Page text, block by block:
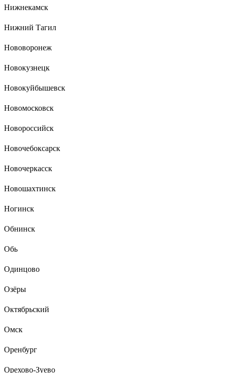
Нижнекамск
Нижний Тагил
Нововоронеж
Новокузнецк
Новокуйбышевск
Новомосковск
Новороссийск
Новочебоксарск
Новочеркасск
Новошахтинск
Ногинск
Обнинск
Обь
Одинцово
Озёры
Октябрьский
Омск
Оренбург
Орехово-Зуево